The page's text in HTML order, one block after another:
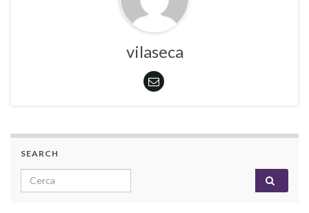
vilaseca
SEARCH
Search for: